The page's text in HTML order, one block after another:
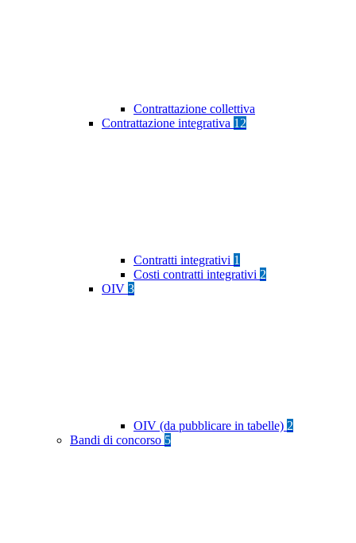
Contrattazione collettiva
Contrattazione integrativa 12
Contratti integrativi 1
Costi contratti integrativi 2
OIV 3
OIV (da pubblicare in tabelle) 2
Bandi di concorso 5